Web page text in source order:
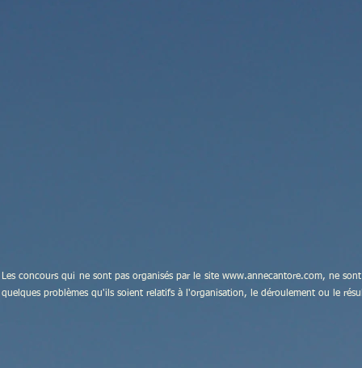
Les concours qui ne sont pas organisés par le site www.annecantore.com, ne sont
quelques problèmes qu'ils soient relatifs à l'organisation, le déroulement ou le